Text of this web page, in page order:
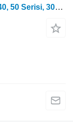
Tekerlekli traktör için John Deere 30, 40, 50 Serisi, 3030, 3040, 3050 Vites Konsolu Vites Topuzu Al58 AL58296